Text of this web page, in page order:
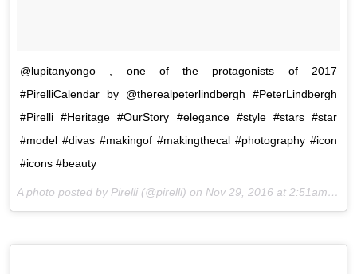
@lupitanyongo , one of the protagonists of 2017
#PirelliCalendar by @therealpeterlindbergh #PeterLindbergh
#Pirelli #Heritage #OurStory #elegance #style #stars #star
#model #divas #makingof #makingthecal #photography #icon
#icons #beauty
A photo posted by Pirelli (@pirelli) on Nov 29, 2016 at 2:51am PST